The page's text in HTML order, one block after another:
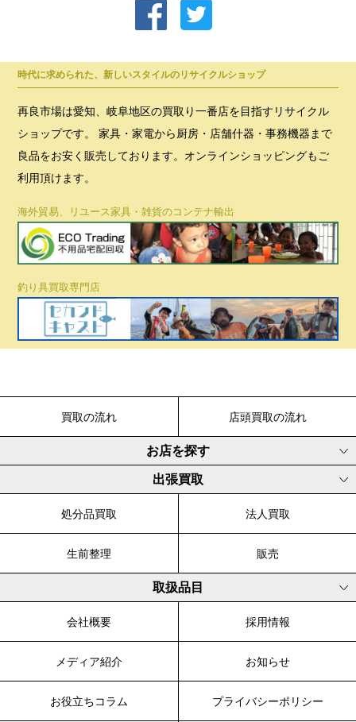
時代に求められた、新しいスタイルのリサイクルショップ
再良市場は愛知、岐阜地区の買取り一番店を目指すリサイクル
ショップです。 家具・家電から厨房・店舗什器・事務機器まで
良品をお安く販売しております。オンラインショッピングもご
利用頂けます。
海外貿易、リユース家具・雑貨のコンテナ輸出
釣り具買取専門店
買取の流れ 店頭買取の流れ
お店を探す
出張買取
処分品買取 法人買取
生前整理 販売
取扱品目
会社概要 採用情報
メディア紹介 お知らせ
お役立ちコラム プライバシーポリシー